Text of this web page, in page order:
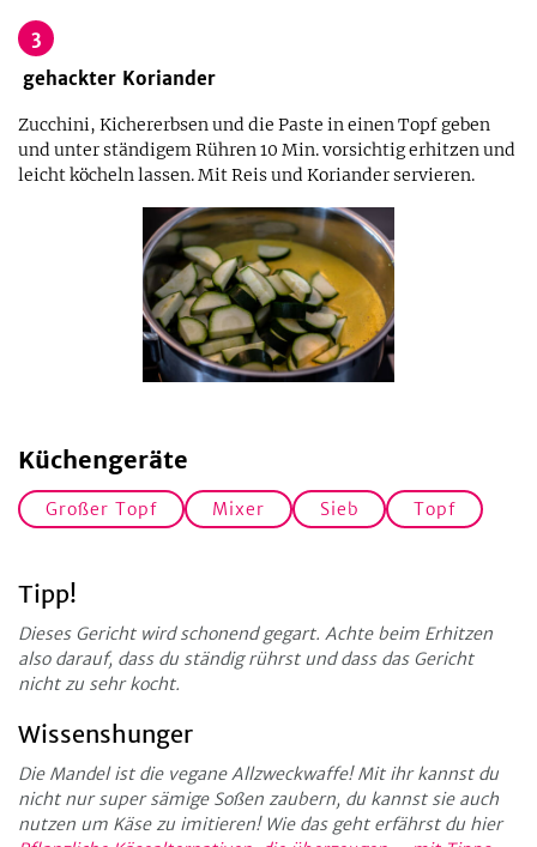
3
gehackter Koriander
Zucchini, Kichererbsen und die Paste in einen Topf geben
und unter ständigem Rühren 10 Min. vorsichtig erhitzen und
leicht köcheln lassen. Mit Reis und Koriander servieren.
Küchengeräte
Großer Topf Mixer Sieb Topf
Tipp!
Dieses Gericht wird schonend gegart. Achte beim Erhitzen
also darauf, dass du ständig rührst und dass das Gericht
nicht zu sehr kocht.
Wissenshunger
Die Mandel ist die vegane Allzweckwaffe! Mit ihr kannst du
nicht nur super sämige Soßen zaubern, du kannst sie auch
nutzen um Käse zu imitieren! Wie das geht erfährst du hier